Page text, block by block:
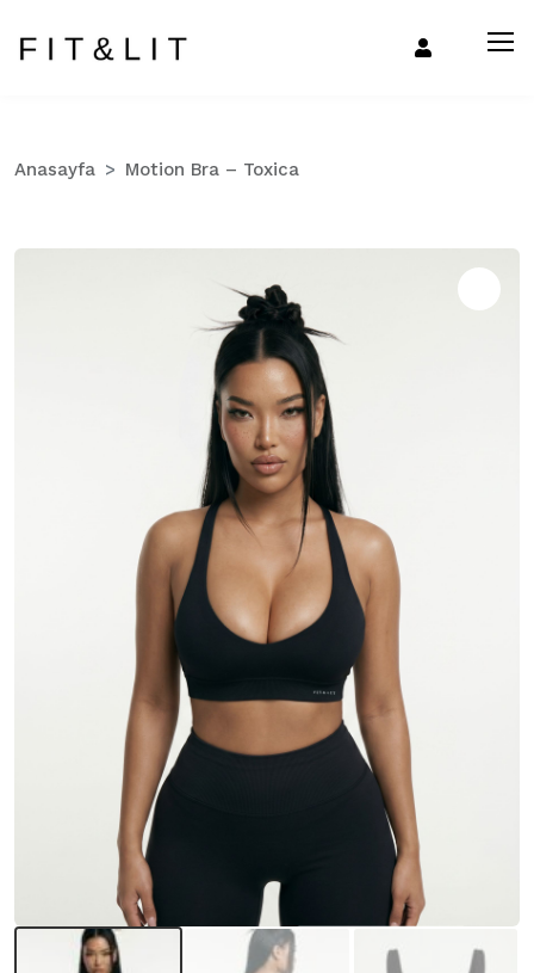
Anasayfa Motion Bra – Toxica